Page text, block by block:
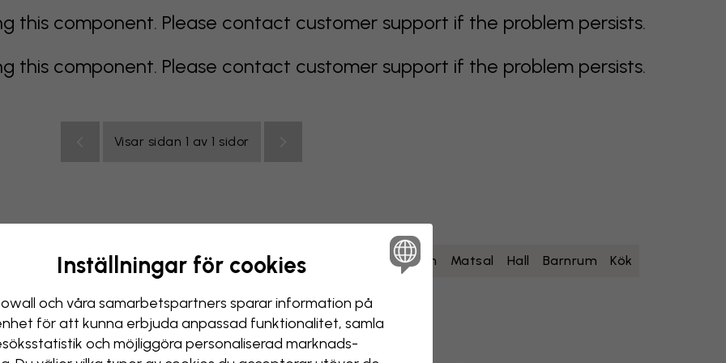
this component. Please contact customer support if the problem persists.
this component. Please contact customer support if the problem persists.
Visar sidan 1 av 1 sidor
orange rosa lila röd turkos vit gul Sovrum Matsal Hall Barnrum Kök
Inställningar för cookies
och våra samarbets­partners sparar information på
för att kunna erbjuda anpassad funktionalitet, samla
och möjliggöra personaliserad marknads­